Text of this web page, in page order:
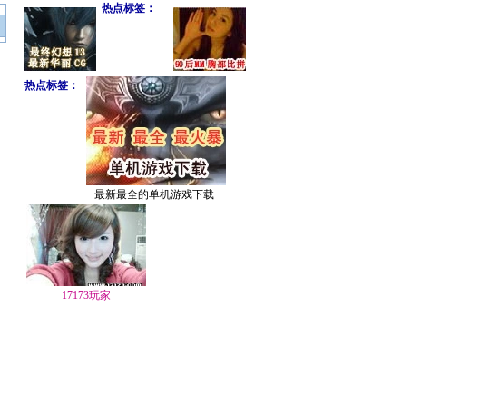
热点标签：
热点标签：
最新最全的单机游戏下载
17173玩家